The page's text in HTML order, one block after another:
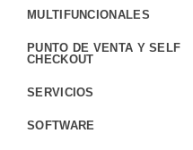
MULTIFUNCIONALES
PUNTO DE VENTA Y SELF
CHECKOUT
SERVICIOS
SOFTWARE